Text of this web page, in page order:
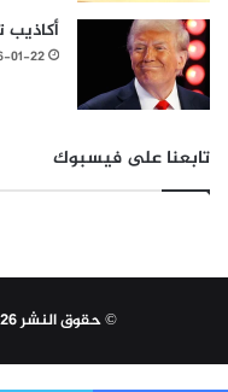
أكاذيب
01-22
تابعنا على فيسبوك
© حقوق النشر 2026، جميع الحقوق محفوظة |